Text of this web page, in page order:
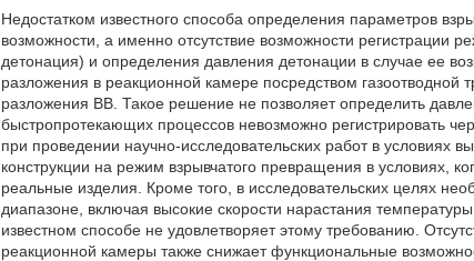
Недостатком известного способа определения параметров
возможности, а именно отсутствие возможности регистрации
детонация) и определения давления детонации в случае ее
разложения в реакционной камере посредством газоотводной
разложения ВВ. Такое решение не позволяет определить
быстропротекающих процессов невозможно регистрировать
при проведении научно-исследовательских работ в условиях
конструкции на режим взрывчатого превращения в условиях,
реальные изделия. Кроме того, в исследовательских целях
диапазоне, включая высокие скорости нарастания
известном способе не удовлетворяет этому требованию.
реакционной камеры также снижает функциональные